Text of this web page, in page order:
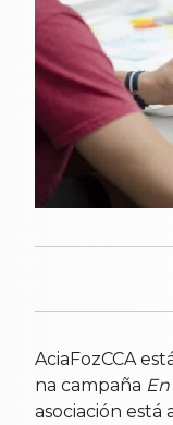
AciaFozCCA
na campaña
asociación está